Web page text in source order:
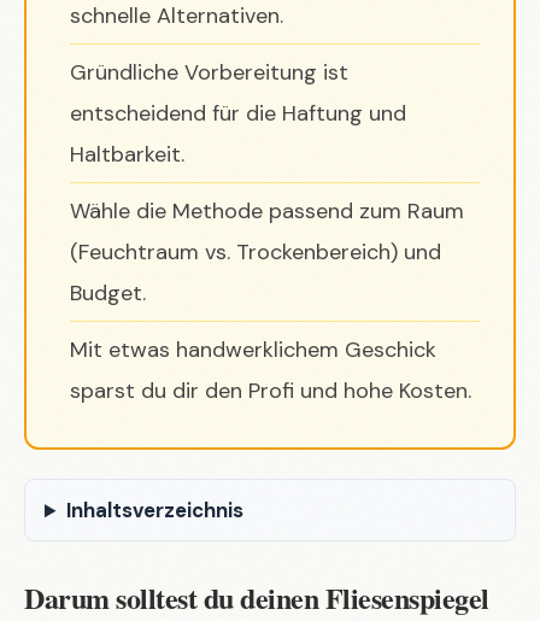
schnelle Alternativen.
Gründliche Vorbereitung ist
entscheidend für die Haftung und
Haltbarkeit.
Wähle die Methode passend zum Raum
(Feuchtraum vs. Trockenbereich) und
Budget.
Mit etwas handwerklichem Geschick
sparst du dir den Profi und hohe Kosten.
Inhaltsverzeichnis
Darum solltest du deinen Fliesenspiegel